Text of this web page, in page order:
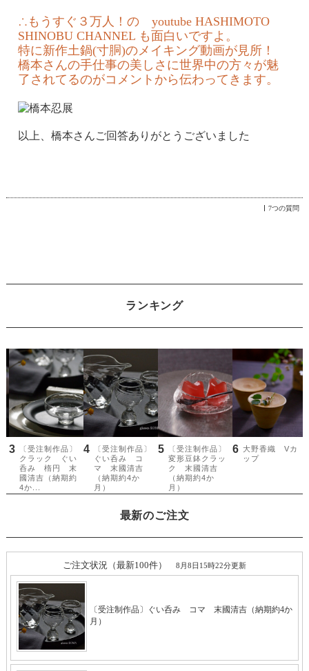
∴もうすぐ３万人！の youtube HASHIMOTO
SHINOBU CHANNEL も面白いですよ。
特に新作土鍋(寸胴)のメイキング動画が見所！
橋本さんの手仕事の美しさに世界中の方々が魅
了されてるのがコメントから伝わってきます。
以上、橋本さんご回答ありがとうございました
7つの質問
ランキング
最新のご注文